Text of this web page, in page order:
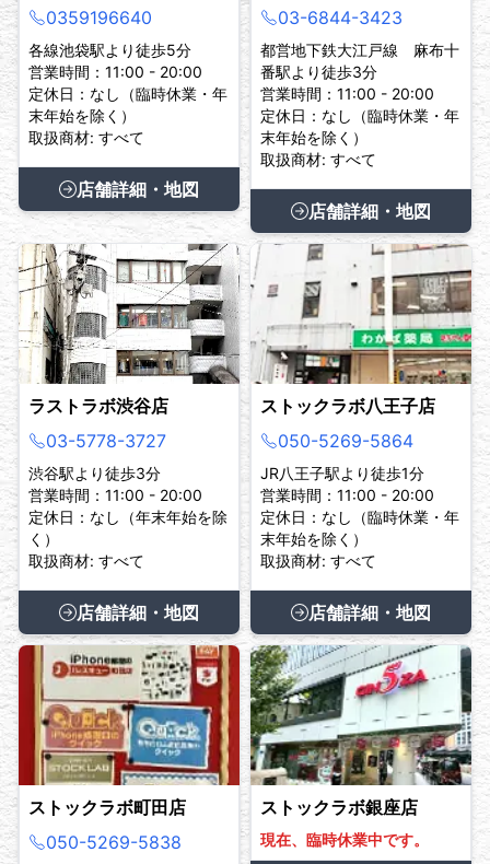
0359196640
各線池袋駅より徒歩5分
営業時間：11:00 - 20:00
定休日：なし（臨時休業・年
末年始を除く）
取扱商材: すべて
店舗詳細・地図
03-6844-3423
都営地下鉄大江戸線 麻布十
番駅より徒歩3分
営業時間：11:00 - 20:00
定休日：なし（臨時休業・年
末年始を除く）
取扱商材: すべて
店舗詳細・地図
ラストラボ渋谷店
03-5778-3727
渋谷駅より徒歩3分
営業時間：11:00 - 20:00
定休日：なし（年末年始を除
く）
取扱商材: すべて
店舗詳細・地図
ストックラボ八王子店
050-5269-5864
JR八王子駅より徒歩1分
営業時間：11:00 - 20:00
定休日：なし（臨時休業・年
末年始を除く）
取扱商材: すべて
店舗詳細・地図
ストックラボ町田店
050-5269-5838
ストックラボ銀座店
現在、臨時休業中です。